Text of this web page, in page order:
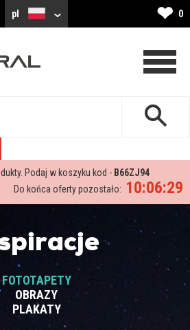
pl ❤ 0
Podaj w koszyku kod - B66ZJ94
10:06:28
Do końca oferty pozostało:
FOTOTAPETY
OBRAZY
PLAKATY